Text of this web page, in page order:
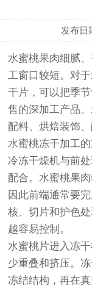
发布日
水蜜桃果肉细腻
工窗口较短。对
干片，可以把季
售的深加工产品
配料、烘焙装饰
水蜜桃冻干加工
冷冻干燥机与前
配合。水蜜桃果
因此前端通常要
核、切片和护色
越容易控制。
水蜜桃片进入冻
少重叠和挤压。
冻结结构，再在